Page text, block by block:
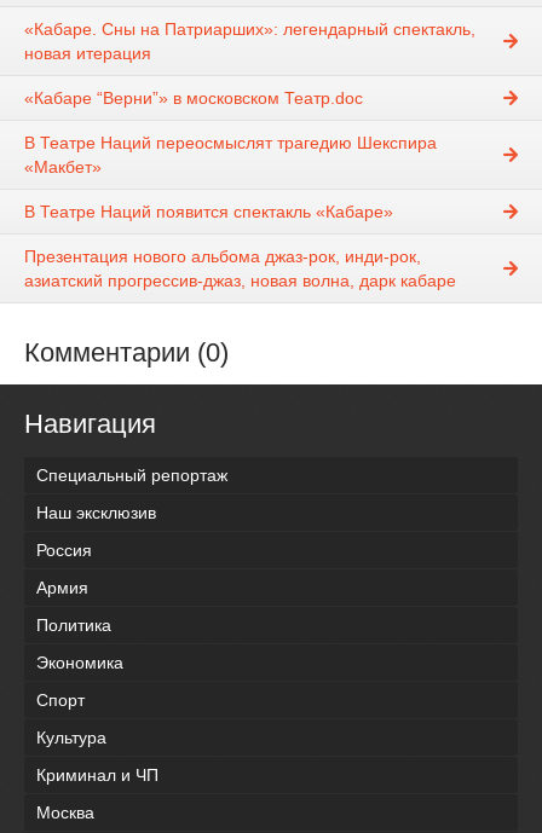
«Кабаре. Сны на Патриарших»: легендарный спектакль,
новая итерация
«Кабаре “Верни”» в московском Театр.doc
В Театре Наций переосмыслят трагедию Шекспира
«Макбет»
В Театре Наций появится спектакль «Кабаре»
Презентация нового альбома джаз-рок, инди-рок,
азиатский прогрессив-джаз, новая волна, дарк кабаре
Комментарии (0)
Навигация
Специальный репортаж
Наш эксклюзив
Россия
Армия
Политика
Экономика
Спорт
Культура
Криминал и ЧП
Москва